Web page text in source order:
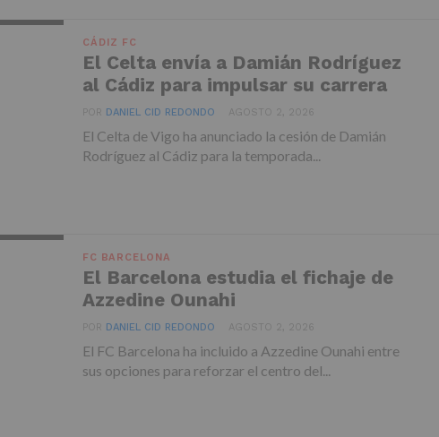
CÁDIZ FC
El Celta envía a Damián Rodríguez
al Cádiz para impulsar su carrera
POR DANIEL CID REDONDO AGOSTO 2, 2026
El Celta de Vigo ha anunciado la cesión de Damián
Rodríguez al Cádiz para la temporada...
FC BARCELONA
El Barcelona estudia el fichaje de
Azzedine Ounahi
POR DANIEL CID REDONDO AGOSTO 2, 2026
El FC Barcelona ha incluido a Azzedine Ounahi entre
sus opciones para reforzar el centro del...